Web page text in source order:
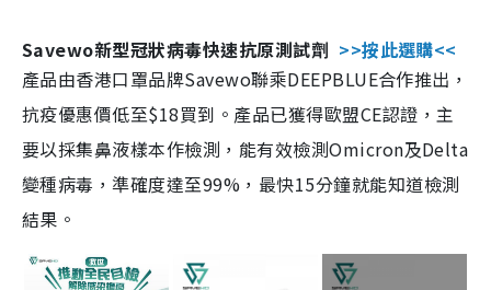
Savewo新型冠狀病毒快速抗原測試劑 >>按此選購<<
產品由香港口罩品牌Savewo聯乘DEEPBLUE合作推出，
抗疫優惠價低至$18買到。產品已獲得歐盟CE認證，主
要以採集鼻液樣本作檢測，能有效檢測Omicron及Delta
變種病毒，準確度達至99%，最快15分鐘就能知道檢測
結果。